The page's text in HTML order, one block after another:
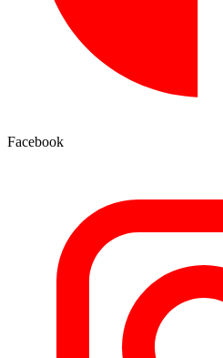
Facebook